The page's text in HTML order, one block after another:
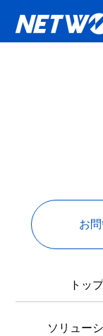
お
トッ
ソリュー